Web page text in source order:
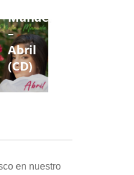
Manuela
–
Abril
(CD)
en nuestro